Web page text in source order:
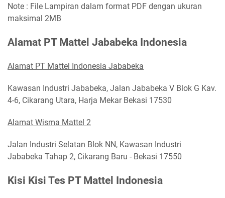
Note : File Lampiran dalam format PDF dengan ukuran
maksimal 2MB
Alamat PT Mattel Jababeka Indonesia
Alamat PT Mattel Indonesia Jababeka
Kawasan Industri Jababeka, Jalan Jababeka V Blok G Kav.
4-6, Cikarang Utara, Harja Mekar Bekasi 17530
Alamat Wisma Mattel 2
Jalan Industri Selatan Blok NN, Kawasan Industri
Jababeka Tahap 2, Cikarang Baru - Bekasi 17550
Kisi Kisi Tes PT Mattel Indonesia